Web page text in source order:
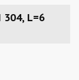
304, L=6